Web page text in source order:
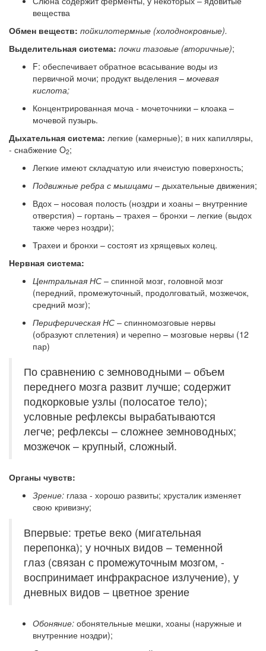
вещества
Обмен веществ: пойкилотермные (холоднокровные).
Выделительная система: почки тазовые (вторичные);
F: обеспечивает обратное всасывание воды из
первичной мочи; продукт выделения – мочевая
кислота;
Концентрированная моча - мочеточники – клоака –
мочевой пузырь.
Дыхательная система: легкие (камерные); в них капилляры,
- снабжение O2;
Легкие имеют складчатую или ячеистую поверхность;
Подвижные ребра с мышцами – дыхательные движения;
Вдох – носовая полость (ноздри и хоаны – внутренние
отверстия) – гортань – трахея – бронхи – легкие (выдох
также через ноздри);
Трахеи и бронхи – состоят из хрящевых колец.
Нервная система:
Центральная НС – спинной мозг, головной мозг
(передний, промежуточный, продолговатый, мозжечок,
средний мозг);
Периферическая НС – спинномозговые нервы
(образуют сплетения) и черепно – мозговые нервы (12
пар)
По сравнению с земноводными – объем
переднего мозга развит лучше; содержит
подкорковые узлы (полосатое тело);
условные рефлексы вырабатываются
легче; рефлексы – сложнее земноводных;
мозжечок – крупный, сложный.
Органы чувств:
Зрение: глаза - хорошо развиты; хрусталик изменяет
свою кривизну;
Впервые: третье веко (мигательная
перепонка); у ночных видов – теменной
глаз (связан с промежуточным мозгом, -
воспринимает инфракрасное излучение), у
дневных видов – цветное зрение
Обоняние: обонятельные мешки, хоаны (наружные и
внутренние ноздри);